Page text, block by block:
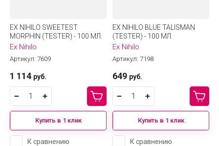
EX NIHILO SWEETEST
MORPHIN (TESTER) - 100 МЛ.
Ex Nihilo
Артикул: 7609
1 114 руб.
Купить в 1 клик
К сравнению
EX NIHILO BLUE TALISMAN
(TESTER) - 100 МЛ.
Ex Nihilo
Артикул: 7198
649 руб.
Купить в 1 клик
К сравнению